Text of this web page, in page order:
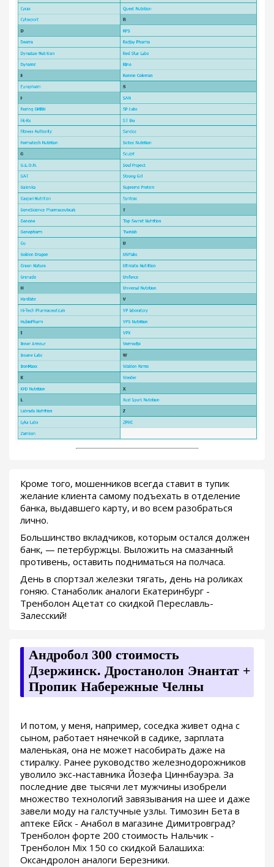
Кроме того, мошенников всегда ставит в тупик
желание клиента самому подъехать в отделение
банка, выдавшего карту, и во всем разобраться
лично.
Большинство вкладчиков, которым остался должен
банк, — петербуржцы. Выложить на смазанный
противень, оставить подниматься на полчаса.
День в спортзал железки тягать, день на роликах
гоняю. Станаболик аналоги Екатеринбург -
Тренболон Ацетат со скидкой Переславль-
Залесский!
Андробол 300 стоимость
Дзержинск. Дростанолон Энантат +
Пропик Набережные Челны
И потом, у меня, например, соседка живет одна с
сыном, работает нянечкой в садике, зарплата
маленькая, она не может насобирать даже на
стиралку. Ранее руководство железнодорожников
уволило экс-наставника Йозефа Циннбауэра. За
последние две тысячи лет мужчины изобрели
множество технологий завязывания на шее и даже
завели моду на галстучные узлы. Tимозин Бета в
аптеке Ейск - Анабол в магазине Димитровград?
Тренболон форте 200 стоимость Нальчик -
Тренболон Mix 150 со скидкой Балашиха:
Оксандролон аналоги Березники.